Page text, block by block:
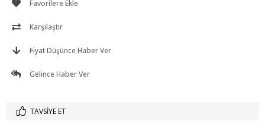
Favorilere Ekle
Karşılaştır
Fiyat Düşünce Haber Ver
Gelince Haber Ver
TAVSIYE ET